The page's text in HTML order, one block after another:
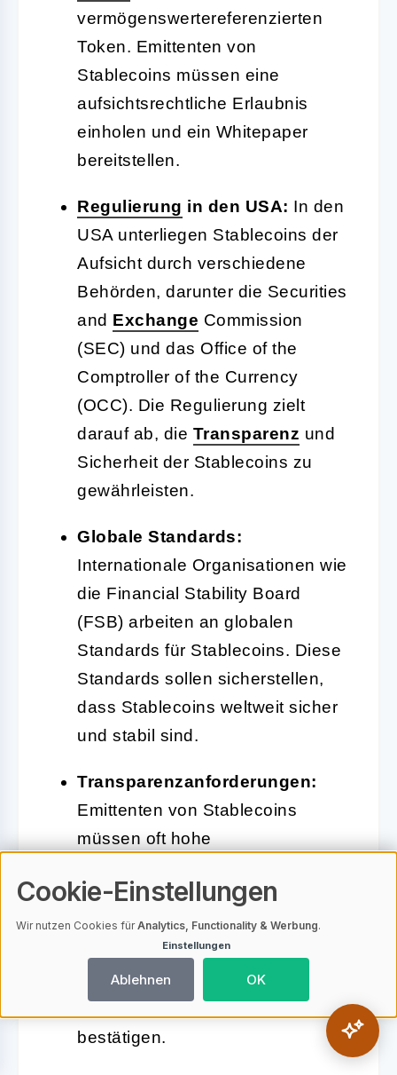
vermögenswertereferenzierten
Token. Emittenten von
Stablecoins müssen eine
aufsichtsrechtliche Erlaubnis
einholen und ein Whitepaper
bereitstellen.
Regulierung in den USA: In den
USA unterliegen Stablecoins der
Aufsicht durch verschiedene
Behörden, darunter die Securities
and Exchange Commission
(SEC) und das Office of the
Comptroller of the Currency
(OCC). Die Regulierung zielt
darauf ab, die Transparenz und
Sicherheit der Stablecoins zu
gewährleisten.
Globale Standards:
Internationale Organisationen wie
die Financial Stability Board
(FSB) arbeiten an globalen
Standards für Stablecoins. Diese
Standards sollen sicherstellen,
dass Stablecoins weltweit sicher
und stabil sind.
Transparenzanforderungen:
Emittenten von Stablecoins
müssen oft hohe
erfüllen. Dazu gehört die
regelmäßige Prüfung der
Reserven und die
Veröffentlichung von Berichten,
die die Deckung der Stablecoins
bestätigen.
Cookie-Einstellungen
Wir nutzen Cookies fürAnalytics, Functionality & Werbung.
Einstellungen
Ablehnen OK